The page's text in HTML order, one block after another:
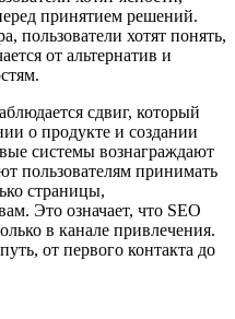
принятием решений.
пользователи хотят понять,
от альтернатив и
сдвиг, который
о продукте и создании
системы вознаграждают
пользователям принимать
страницы,
Это означает, что SEO
в канале привлечения.
от первого контакта до